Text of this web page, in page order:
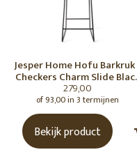
Jesper Home Hofu Barkruk
Checkers Charm Slide
(L)
279,00
of 93,00 in 3 termijnen
Bekijk product